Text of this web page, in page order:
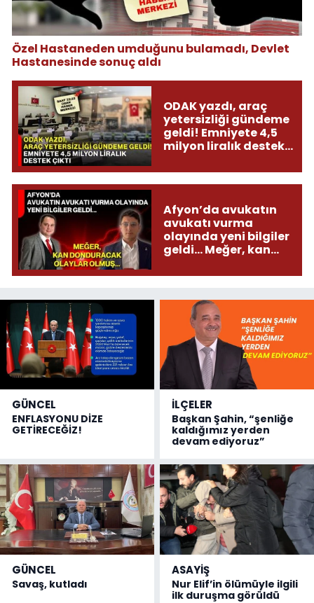
Özel Hastaneden umduğunu bulamadı, Devlet
Hastanesinde sonuç aldı
ODAK yazdı, araç
yetersizliği gündeme
geldi! Emniyete 4,5
milyon liralık destek
Afyon’da avukatın
avukatı vurma
olayında yeni bilgiler
geldi... Meğer, kan
olmuş...
GÜNCEL
ENFLASYONU DİZE
GETİRECEĞİZ!
İLÇELER
Başkan Şahin, “şenliğe
kaldığımız yerden
devam ediyoruz”
GÜNCEL
Savaş, kutladı
ASAYİŞ
Nur Elif’in ölümüyle ilgili
ilk duruşma görüldü